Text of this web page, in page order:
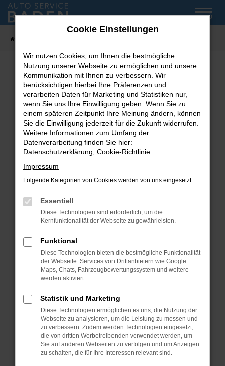
Zum
Hauptinhalt
MENÜ
Fehler: Network Error
Beim Laden ist ein Fehler aufgetreten.
Hier sind ein paar Tipps, die dir helfen können:
Überprüfe deine Firewall und deine
Internetverbindung.
Laden andere Webseiten, zum Beispiel deine
Suchmaschine?
Prüfe deine Browsererweiterungen.
können das Laden bestimmter Seiten
verhindern. Funktioniert die Seite in einem
Fenster?
Starte dein Gerät neu.
Das kann manchmal helfen, vorübergehende
Probleme zu beheben.
Betriebssystem auf dem neuesten Stand
sind.
Veraltete Software birgt nicht nur ein
Sicherheitsrisiko, sondern kann auch dazu
führen, dass bestimmte Funktionen nicht mehr
unterstützt werden.
Cookie Einstellungen
Wir nutzen Cookies, um Ihnen die bestmögliche
Nutzung unserer Webseite zu ermöglichen und unsere
Kommunikation mit Ihnen zu verbessern. Wir
berücksichtigen hierbei Ihre Präferenzen und
verarbeiten Daten für Marketing und Statistiken nur,
wenn Sie uns Ihre Einwilligung geben. Wenn Sie zu
einem späteren Zeitpunkt Ihre Meinung ändern, können
Sie die Einwilligung jederzeit für die Zukunft widerrufen.
Weitere Informationen zum Umfang der
Datenverarbeitung finden Sie hier:
Datenschutzerklärung Cookie-Richtlinie
Impressum
Folgende Kategorien von Cookies werden von uns eingesetzt:
Essentiell
Diese Technologien sind erforderlich, um die
Kernfunktionalität der Webseite zu gewährleisten.
Funktional
Diese Technologien bieten die bestmögliche Funktionalität
der Webseite. Services von Drittanbietern wie Google
Maps, Chats, Fahrzeugbewertungssystem und weitere
werden aktiviert.
Statistik und Marketing
Diese Technologien ermöglichen es uns, die Nutzung der
Webseite zu analysieren, um die Leistung zu messen und
zu verbessern. Zudem werden Technologien eingesetzt,
die von dritten Werbetreibenden verwendet werden, um
Sie auf anderen Webseiten zu verfolgen und um Anzeigen
zu schalten, die für Ihre Interessen relevant sind.